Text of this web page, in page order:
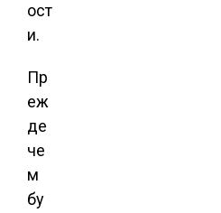
ост
и.
Пр
еж
де
че
м
бу